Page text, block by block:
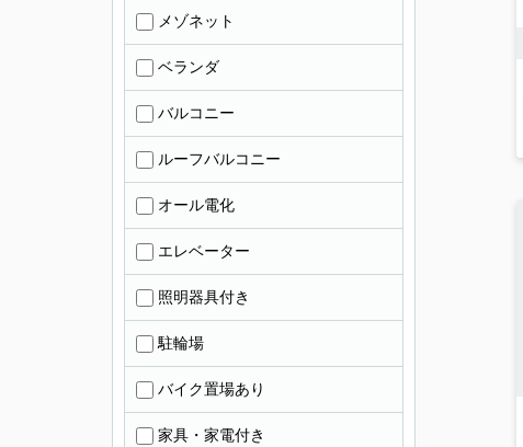
メゾネット
ベランダ
バルコニー
ルーフバルコニー
オール電化
エレベーター
照明器具付き
駐輪場
バイク置場あり
家具・家電付き